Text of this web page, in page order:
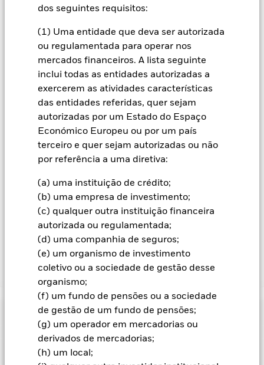
dos seguintes requisitos:
(1) Uma entidade que deva ser autorizada
ou regulamentada para operar nos
mercados financeiros. A lista seguinte
inclui todas as entidades autorizadas a
exercerem as atividades características
das entidades referidas, quer sejam
autorizadas por um Estado do Espaço
Económico Europeu ou por um país
terceiro e quer sejam autorizadas ou não
por referência a uma diretiva:
(a) uma instituição de crédito;
(b) uma empresa de investimento;
(c) qualquer outra instituição financeira
autorizada ou regulamentada;
(d) uma companhia de seguros;
(e) um organismo de investimento
coletivo ou a sociedade de gestão desse
organismo;
(f) um fundo de pensões ou a sociedade
de gestão de um fundo de pensões;
(g) um operador em mercadorias ou
derivados de mercadorias;
(h) um local;
de contágio (também designado por “spill-over”) a outras
envidará os esforços necessários para garantir a aplicação de
procedimentos adequados quem minimizem o risco de
contágio a outra categoria de acções. Através da caixa de lista
pendente imediatamente abaixo do nome do fundo, pode ver
categorias de acções com cobertura cambial estão
assinaladas com a expressão “Hedged” no nome da categoria
de acções. Além disso, está disponível, mediante pedido
dirigido à sociedade gestora do fundo, uma lista completa de
todas as categorias de acções com cobertura cambial.
Na medida em que o Fundo efetua empréstimos de valores
das receitas associadas geradas e os restantes 37,5% serão
recebidos pela BlackRock enquanto agente de empréstimos
de valores mobiliários. Uma vez que a partilha de receitas de
empréstimos de valores mobiliários não aumenta os custos
de gestão do Fundo, esta foi excluída dos custos correntes.
BGF Euro Income Fixed Maturity Bond Fund 2029
Rentabilidade
Crescimento hipotético de 10.000
As alterações das taxas de juro, o risco de crédito e/ou os
Características Chave